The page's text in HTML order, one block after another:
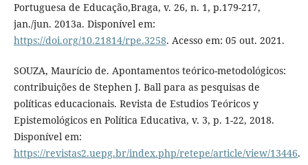
Portuguesa de Educação,Braga, v. 26, n. 1, p.179-217,
jan./jun. 2013a. Disponível em:
https://doi.org/10.21814/rpe.3258. Acesso em: 05 out. 2021.
SOUZA, Maurício de. Apontamentos teórico-metodológicos:
contribuições de Stephen J. Ball para as pesquisas de
políticas educacionais. Revista de Estudios Teóricos y
Epistemológicos en Política Educativa, v. 3, p. 1-22, 2018.
Disponível em:
https://revistas2.uepg.br/index.php/retepe/article/view/13446.